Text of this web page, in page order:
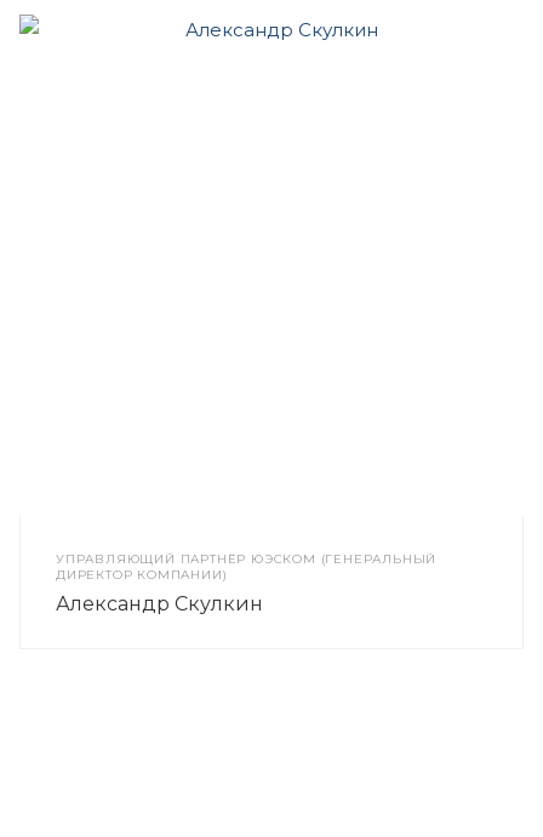
УПРАВЛЯЮЩИЙ ПАРТНЁР ЮЭСКОМ (ГЕНЕРАЛЬНЫЙ
ДИРЕКТОР КОМПАНИИ)
Александр Скулкин